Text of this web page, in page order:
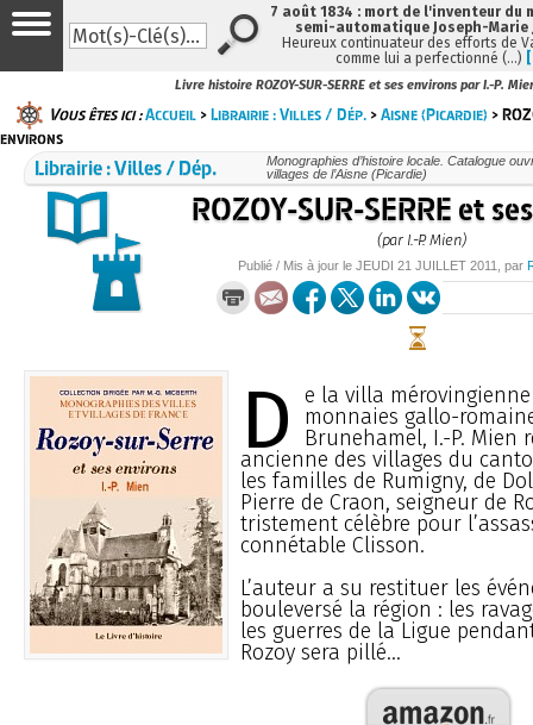
Livre histoire ROZOY-SUR-SERRE et ses environs par I.-P.
Vous êtes ici :Accueil >Librairie : Villes / Dép. >Aisne (Picardie) >
environs
Librairie : Villes / Dép.
Monographies d’histoire locale. Catalogue
villages de l’Aisne (Picardie)
ROZOY-SUR-SERRE et
(par I.-P. Mien)
Publié / Mis à jour leJEUDI 21 JUILLET 2011 , par
D
e la villa mérovingienne
monnaies gallo-
Brunehamel, I.-P. Mien
ancienne des villages du
les familles de Rumigny, de
Pierre de Craon, seigneur de
tristement célèbre pour
connétable Clisson.
L’auteur a su restituer les
bouleversé la région : les
les guerres de la Ligue
Rozoy sera pillé...
7 août 1834 : mort de l'inventeur du
semi-automatique Joseph-Marie
Heureux continuateur des efforts de
comme lui a perfectionné (…)